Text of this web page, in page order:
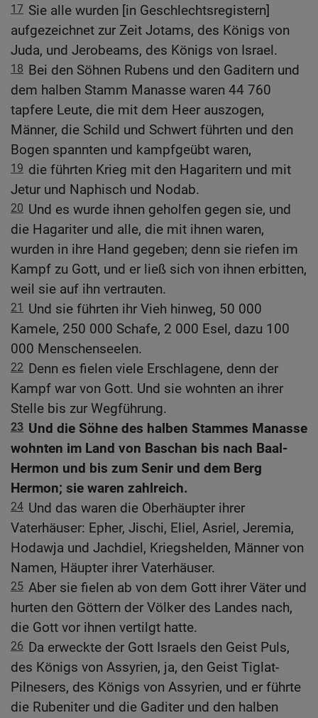
17 Sie alle wurden [in Geschlechtsregistern]
aufgezeichnet zur Zeit Jotams, des Königs von
Juda, und Jerobeams, des Königs von Israel.
18 Bei den Söhnen Rubens und den Gaditern und
dem halben Stamm Manasse waren 44 760
tapfere Leute, die mit dem Heer auszogen,
Männer, die Schild und Schwert führten und den
Bogen spannten und kampfgeübt waren,
19 die führten Krieg mit den Hagaritern und mit
Jetur und Naphisch und Nodab.
20 Und es wurde ihnen geholfen gegen sie, und
die Hagariter und alle, die mit ihnen waren,
wurden in ihre Hand gegeben; denn sie riefen im
Kampf zu Gott, und er ließ sich von ihnen erbitten,
weil sie auf ihn vertrauten.
21
Und sie führten ihr Vieh hinweg, 50 000
Kamele, 250 000 Schafe, 2 000 Esel, dazu 100
000 Menschenseelen.
22 Denn es fielen viele Erschlagene, denn der
Kampf war von Gott. Und sie wohnten an ihrer
Stelle bis zur Wegführung.
23 Und die Söhne des halben Stammes Manasse
wohnten im Land von Baschan bis nach Baal-
Hermon und bis zum Senir und dem Berg
Hermon; sie waren zahlreich.
24 Und das waren die Oberhäupter ihrer
Vaterhäuser: Epher, Jischi, Eliel, Asriel, Jeremia,
Hodawja und Jachdiel, Kriegshelden, Männer von
Namen, Häupter ihrer Vaterhäuser.
25 Aber sie fielen ab von dem Gott ihrer Väter und
hurten den Göttern der Völker des Landes nach,
die Gott vor ihnen vertilgt hatte.
26 Da erweckte der Gott Israels den Geist Puls,
des Königs von Assyrien, ja, den Geist Tiglat-
Pilnesers, des Königs von Assyrien, und er führte
die Rubeniter und die Gaditer und den halben